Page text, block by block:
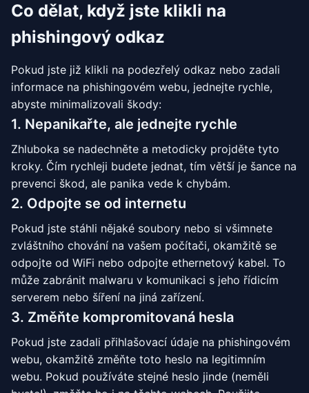
Co dělat, když jste klikli na
phishingový odkaz
Pokud jste již klikli na podezřelý odkaz nebo zadali
informace na phishingovém webu, jednejte rychle,
abyste minimalizovali škody:
1. Nepanikařte, ale jednejte rychle
Zhluboka se nadechněte a metodicky projděte tyto
kroky. Čím rychleji budete jednat, tím větší je šance na
prevenci škod, ale panika vede k chybám.
2. Odpojte se od internetu
Pokud jste stáhli nějaké soubory nebo si všimnete
zvláštního chování na vašem počítači, okamžitě se
odpojte od WiFi nebo odpojte ethernetový kabel. To
může zabránit malwaru v komunikaci s jeho řídicím
serverem nebo šíření na jiná zařízení.
3. Změňte kompromitovaná hesla
Pokud jste zadali přihlašovací údaje na phishingovém
webu, okamžitě změňte toto heslo na legitimním
webu. Pokud používáte stejné heslo jinde (neměli